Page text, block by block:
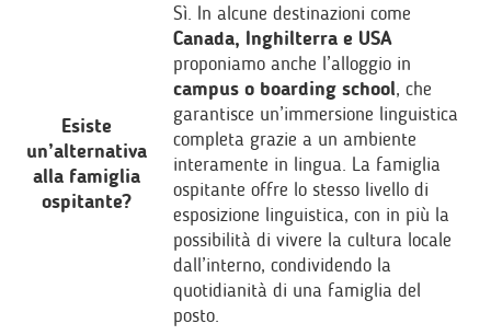
Esiste
un’alternativa
alla famiglia
ospitante?
Sì. In alcune destinazioni come
Canada, Inghilterra e USA
proponiamo anche l’alloggio in
campus o boarding school, che
garantisce un’immersione linguistica
completa grazie a un ambiente
interamente in lingua. La famiglia
ospitante offre lo stesso livello di
esposizione linguistica, con in più la
possibilità di vivere la cultura locale
dall’interno, condividendo la
quotidianità di una famiglia del
posto.